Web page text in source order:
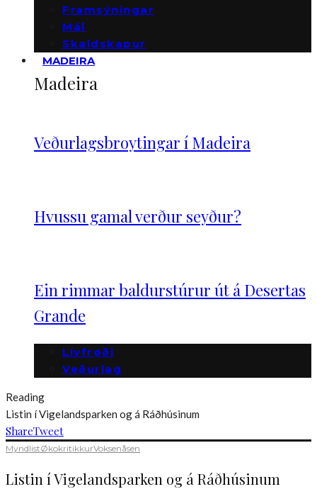
Framsýningar
Mál
Skaldskapur
MADEIRA
Madeira
Veðurlagsbroytingar í Madeira
Hvussu gamal verður seyður?
Ein rimmar baldurstúrur út á Desertas
Grande
Lívfrøði
Veðurlag
Reading
Listin í Vigelandsparken og á Ráðhúsinum
ShareTweet
MyndlistØkokritikkurVoksenåsen
Listin í Vigelandsparken og á Ráðhúsinum